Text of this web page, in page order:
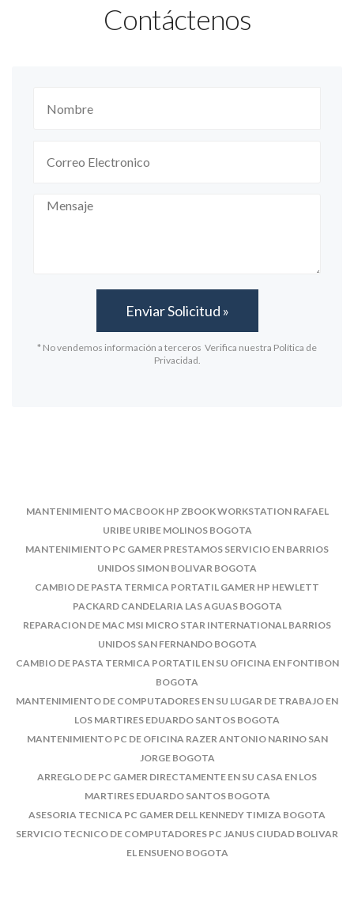
Contáctenos
* No vendemos información a terceros Verifica nuestra Política de
Privacidad.
MANTENIMIENTO MACBOOK HP ZBOOK WORKSTATION RAFAEL
URIBE URIBE MOLINOS BOGOTA
MANTENIMIENTO PC GAMER PRESTAMOS SERVICIO EN BARRIOS
UNIDOS SIMON BOLIVAR BOGOTA
CAMBIO DE PASTA TERMICA PORTATIL GAMER HP HEWLETT
PACKARD CANDELARIA LAS AGUAS BOGOTA
REPARACION DE MAC MSI MICRO STAR INTERNATIONAL BARRIOS
UNIDOS SAN FERNANDO BOGOTA
CAMBIO DE PASTA TERMICA PORTATIL EN SU OFICINA EN FONTIBON
BOGOTA
MANTENIMIENTO DE COMPUTADORES EN SU LUGAR DE TRABAJO EN
LOS MARTIRES EDUARDO SANTOS BOGOTA
MANTENIMIENTO PC DE OFICINA RAZER ANTONIO NARINO SAN
JORGE BOGOTA
ARREGLO DE PC GAMER DIRECTAMENTE EN SU CASA EN LOS
MARTIRES EDUARDO SANTOS BOGOTA
ASESORIA TECNICA PC GAMER DELL KENNEDY TIMIZA BOGOTA
SERVICIO TECNICO DE COMPUTADORES PC JANUS CIUDAD BOLIVAR
EL ENSUENO BOGOTA